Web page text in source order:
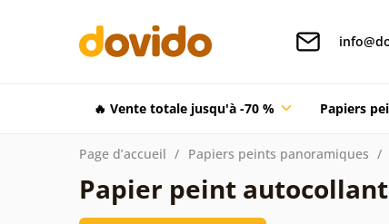
🔥 Vente totale jusqu'à -70 % Papiers
Page d’accueil Papiers peints panoramiques
Papier peint autocollant